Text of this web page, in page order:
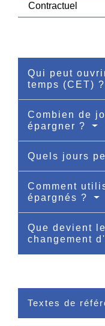
Contractuel
Qui peut
temps (CET) ?
Combien de
épargner ?
Quels jours
Comment
épargnés ?
Que devient
changement
Textes de